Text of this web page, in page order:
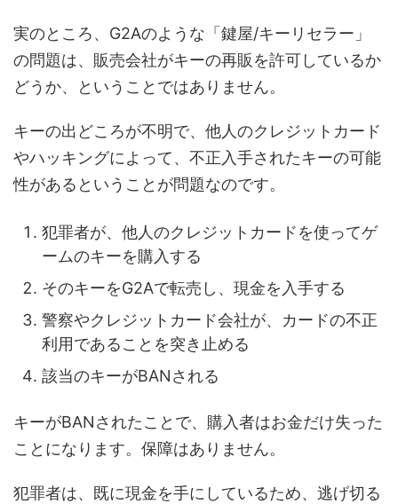
実のところ、G2Aのような「鍵屋/キーリセラー」
の問題は、販売会社がキーの再販を許可しているか
どうか、ということではありません。
キーの出どころが不明で、他人のクレジットカード
やハッキングによって、不正入手されたキーの可能
性があるということが問題なのです。
犯罪者が、他人のクレジットカードを使ってゲ
ームのキーを購入する
そのキーをG2Aで転売し、現金を入手する
警察やクレジットカード会社が、カードの不正
利用であることを突き止める
該当のキーがBANされる
キーがBANされたことで、購入者はお金だけ失った
ことになります。保障はありません。
犯罪者は、既に現金を手にしているため、逃げ切る